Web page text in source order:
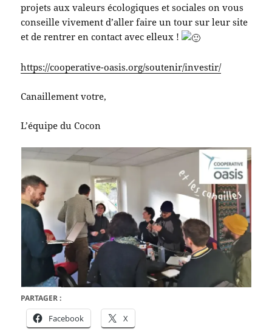
projets aux valeurs écologiques et sociales on vous
conseille vivement d’aller faire un tour sur leur site
et de rentrer en contact avec elleux !
https://cooperative-oasis.org/soutenir/investir/
Canaillement votre,
L’équipe du Cocon
PARTAGER :
Facebook X